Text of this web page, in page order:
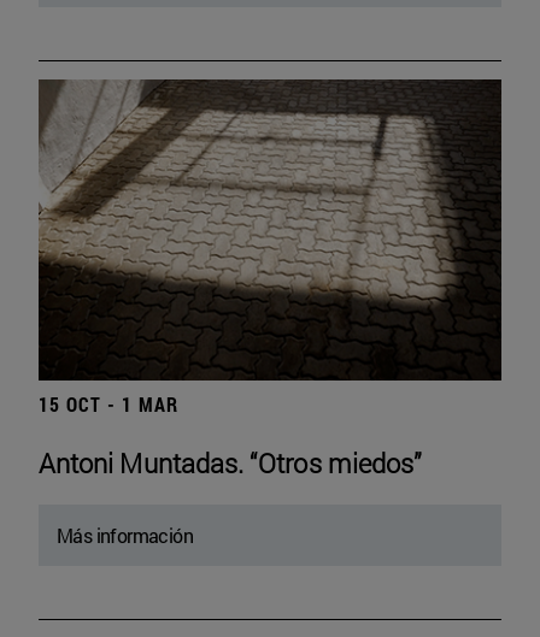
15 OCT - 1 MAR
Antoni Muntadas. “Otros miedos”
Más información